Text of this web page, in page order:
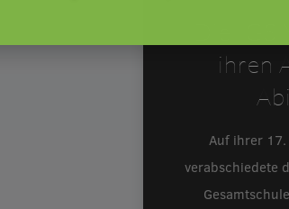
Die
ihren
Auf ihrer
verabschiedete